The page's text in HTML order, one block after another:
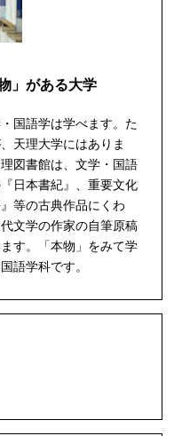
」がある大学
国語学は学べます。た
天理大学にはありま
図書館は、文学・国語
日本書紀』、重要文化
等の古典作品にくわ
文学の作家の自筆原稿
す。「本物」をみて学
語学科です。